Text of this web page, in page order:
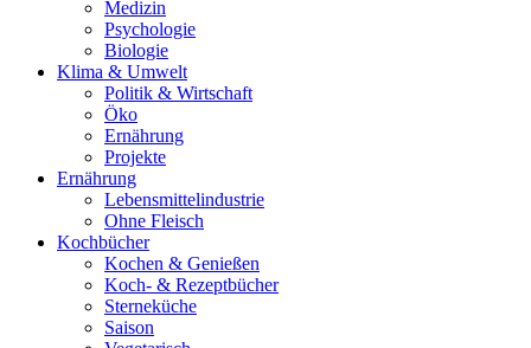
Medizin
Psychologie
Biologie
Klima & Umwelt
Politik & Wirtschaft
Öko
Ernährung
Projekte
Ernährung
Lebensmittelindustrie
Ohne Fleisch
Kochbücher
Kochen & Genießen
Koch- & Rezeptbücher
Sterneküche
Saison